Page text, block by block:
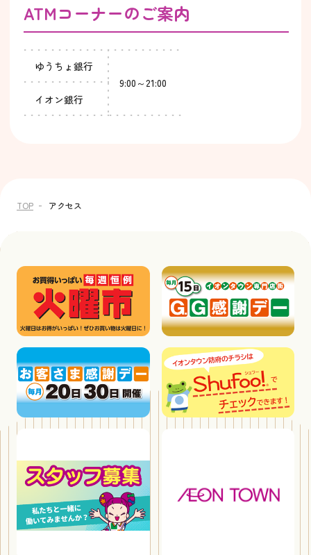
ATMコーナーのご案内
ゆうちょ銀行
9:00～21:00
イオン銀行
TOP アクセス